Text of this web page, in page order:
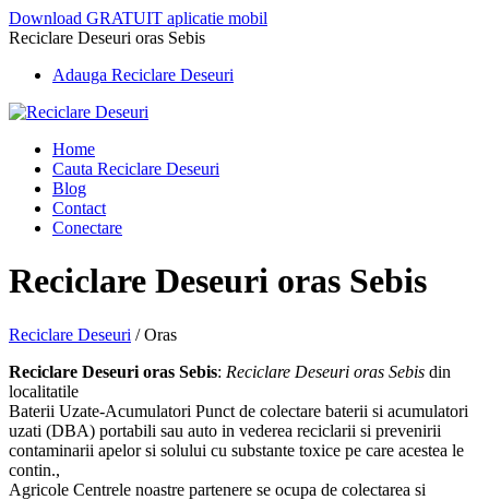
Download GRATUIT aplicatie mobil
Reciclare Deseuri oras Sebis
Adauga Reciclare Deseuri
Home
Cauta Reciclare Deseuri
Blog
Contact
Conectare
Reciclare Deseuri oras Sebis
Reciclare Deseuri /Oras
Reciclare Deseuri oras Sebis: Reciclare Deseuri oras Sebis din
localitatile
Baterii Uzate-Acumulatori Punct de colectare baterii si acumulatori
uzati (DBA) portabili sau auto in vederea reciclarii si prevenirii
contaminarii apelor si solului cu substante toxice pe care acestea le
contin.,
Agricole Centrele noastre partenere se ocupa de colectarea si